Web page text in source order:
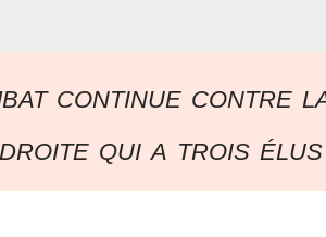
continue
qui a trois